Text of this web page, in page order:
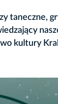
taneczne,
kultury